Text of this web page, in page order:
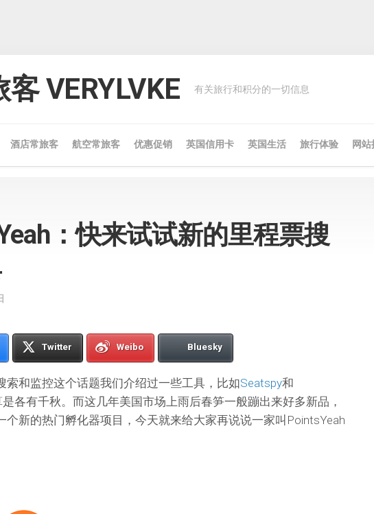
VERYLVKE 有关旅行和积分的一切信息
酒店常旅客 航空常旅客 优惠促销 英国信用卡 英国生活 旅行体验 网
：快来试试新的里程票搜
Twitter Weibo Bluesky
索和监控这个话题我们介绍过一些工具，比如Seatspy和
是各有千秋。而这几年美国市场上雨后春笋一般蹦出来好多新品，
个新的热门孵化器项目，今天就来给大家再说说一家叫PointsYeah